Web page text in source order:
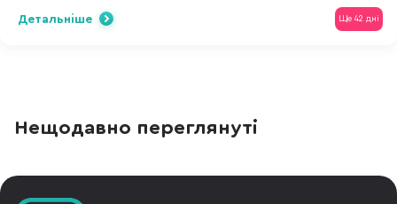
Ще 42 дні
Детальніше
Нещодавно переглянуті